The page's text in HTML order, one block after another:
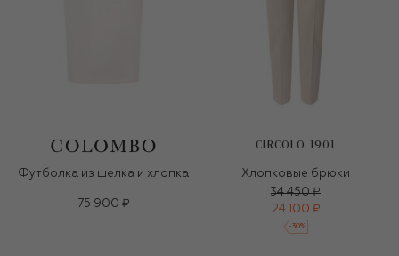
Футболка из шелка и хлопка
75 900 ₽
CIRCOLO 1901
Хлопковые брюки
34 450 ₽
24 100 ₽
-30%